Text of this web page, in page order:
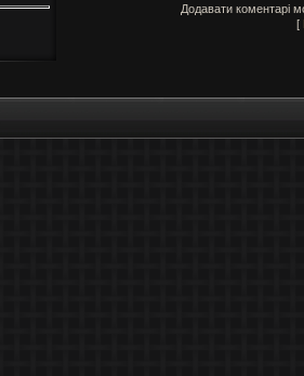
Додавати коментарі
[